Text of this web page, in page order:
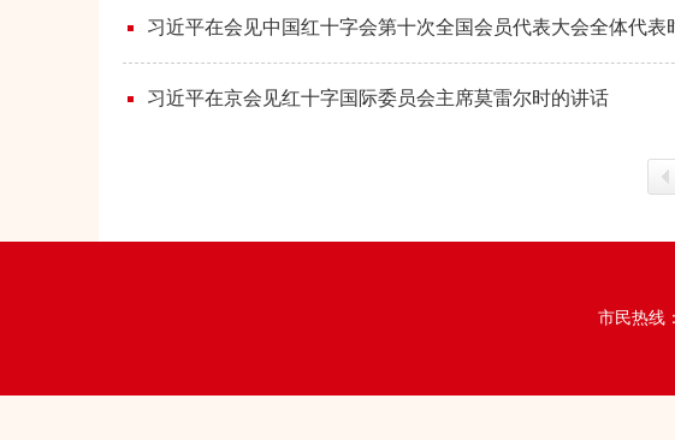
习近平在会见中国红十字会第十次全国会员代表大会全体代表
习近平在京会见红十字国际委员会主席莫雷尔时的讲话
市民热线